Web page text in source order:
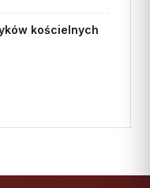
kościelnych